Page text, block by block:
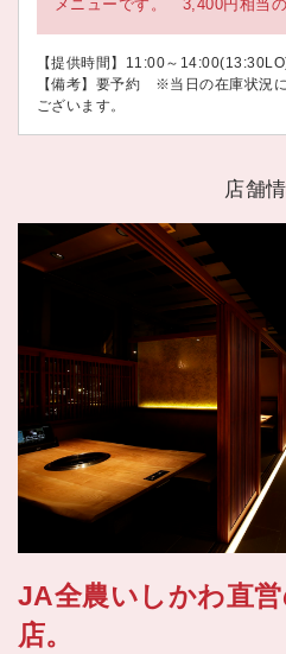
メニューです。 3,400円相当の
【提供時間】11:00～
【備考】要予約 ※当日の在庫状況
ございます。
店舗
JA全農いしかわ直
店。